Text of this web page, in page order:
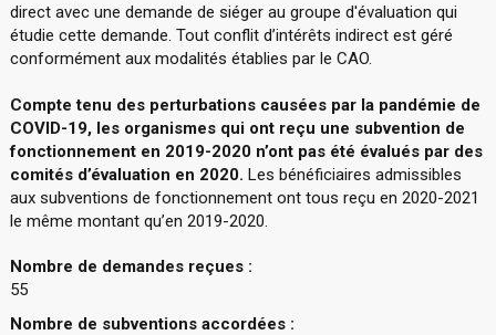
direct avec une demande de siéger au groupe d'évaluation qui
étudie cette demande. Tout conflit d’intérêts indirect est géré
conformément aux modalités établies par le CAO.
Compte tenu des perturbations causées par la pandémie de
COVID-19, les organismes qui ont reçu une subvention de
fonctionnement en 2019-2020 n’ont pas été évalués par des
comités d’évaluation en 2020. Les bénéficiaires admissibles
aux subventions de fonctionnement ont tous reçu en 2020-2021
le même montant qu’en 2019-2020.
Nombre de demandes reçues :
55
Nombre de subventions accordées :